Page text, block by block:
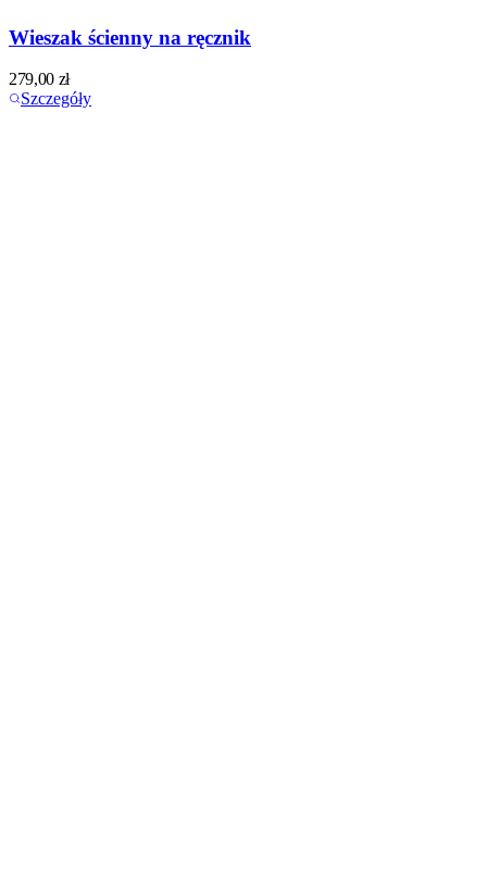
Wieszak ścienny na ręcznik
279,00 zł
Szczegóły